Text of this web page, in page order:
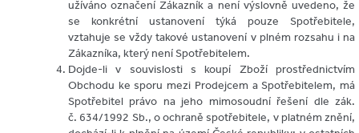
užíváno označení Zákazník a není výslovně uvedeno, že
se konkrétní ustanovení týká pouze Spotřebitele,
vztahuje se vždy takové ustanovení v plném rozsahu i na
Zákazníka, který není Spotřebitelem.
Dojde-li v souvislosti s koupí Zboží prostřednictvím
Obchodu ke sporu mezi Prodejcem a Spotřebitelem, má
Spotřebitel právo na jeho mimosoudní řešení dle zák.
č. 634/1992 Sb., o ochraně spotřebitele, v platném znění,